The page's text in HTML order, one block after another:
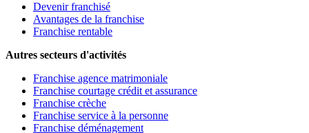
Devenir franchisé
Avantages de la franchise
Franchise rentable
Autres secteurs d'activités
Franchise agence matrimoniale
Franchise courtage crédit et assurance
Franchise crèche
Franchise service à la personne
Franchise déménagement